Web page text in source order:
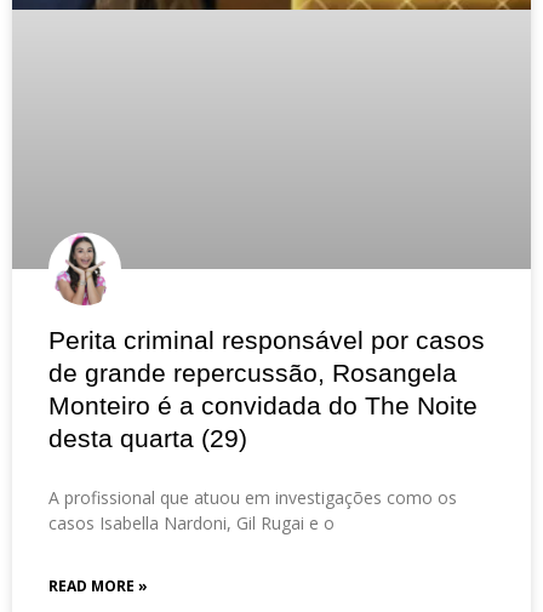
Perita criminal responsável por casos
de grande repercussão, Rosangela
Monteiro é a convidada do The Noite
desta quarta (29)
A profissional que atuou em investigações como os
casos Isabella Nardoni, Gil Rugai e o
READ MORE »